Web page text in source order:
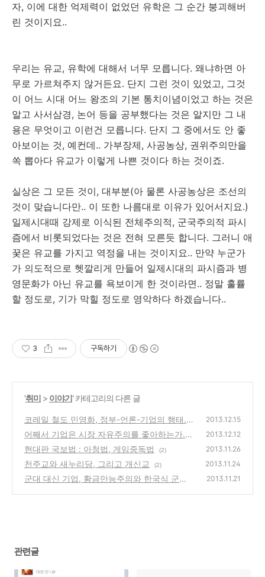
자, 이에 대한 억제력이 없었던 유학은 그 순간 붕괴해버
린 것이지요..
우리는 유교, 유학에 대해서 너무 모릅니다. 왜냐하면 아
무로 가르쳐주지 않거든요. 단지 그런 것이 있었고, 그것
이 어느 시대 어느 왕조의 기본 통치이념이었고 하는 것은
알고 사서삼경, 논어 등을 공부했다는 것은 알지만 그 내
용은 무엇이고 이런건 모릅니다. 단지 그 중에서도 안 좋
아보이는 것, 예컨데.. 가부장제, 사공농상, 권위주의만을
쏙 뽑아다 유교가 이렇게 나쁜 것이다 하는 것이죠.
실상은 그 모든 것이, 대부분(아 물론 사공농상은 조선의
것이 맞습니다만.. 이 또한 나름대로 이유가 있어서지요.)
일제시대때 강제로 이식된 전체주의적, 군국주의적 파시
즘에서 비롯되었다는 것은 전혀 모른듯 합니다. 그러니 애
꿎은 유교를 가지고 역정을 내는 것이지요.. 만약 누군가
가 의도적으로 헷깔리게 만들어 일제시대의 파시즘과 병
영문화가 아닌 유교를 욕보이게 한 것이라면.. 정말 훌률
할 정도로, 기가 막힐 정도로 영악하다 하겠습니다..
3 구독하기
'취미 > 이야기' 카테고리의 다른 글
코레일 철도 민영화, 정부-언론-기업의 행태.
(0)
2013.12.15
어째서 기업은 시장 자유주의를 좋아하는가.
(2)
2013.12.12
현대판 국보법 : 아청법, 게임중독법 (2) 2013.11.26
천주교와 새누리당, 그리고 개신교 (2) 2013.11.24
군대 대신 기업, 황금만능주의와 한국식 군국
2013.11.21
관련글